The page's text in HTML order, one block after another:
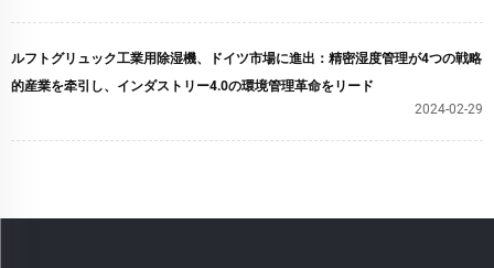
ルフトグリュック工業用除湿機、ドイツ市場に進出：精密湿度管理が4つの戦略
的産業を牵引し、インダストリー4.0の環境管理革命をリード​​
2024-02-29